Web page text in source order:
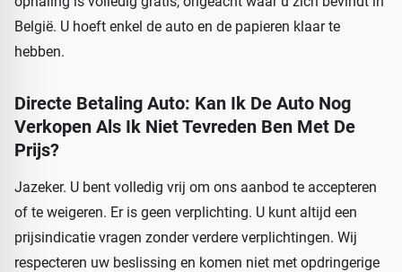
België. U hoeft enkel de auto en de papieren klaar te
hebben.
Directe Betaling Auto: Kan Ik De Auto Nog
Verkopen Als Ik Niet Tevreden Ben Met De
Prijs?
Jazeker. U bent volledig vrij om ons aanbod te accepteren
of te weigeren. Er is geen verplichting. U kunt altijd een
prijsindicatie vragen zonder verdere verplichtingen. Wij
respecteren uw beslissing en komen niet met opdringerige